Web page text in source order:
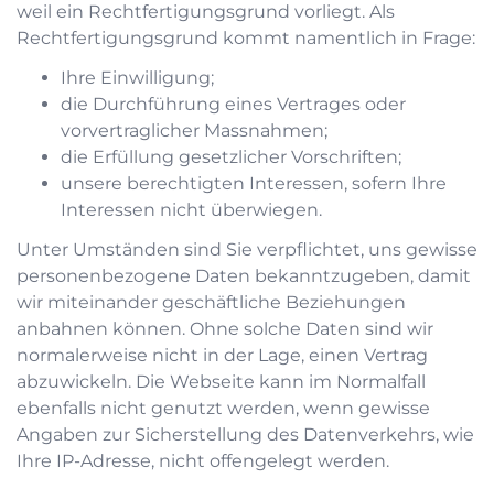
weil ein Rechtfertigungsgrund vorliegt. Als
Rechtfertigungsgrund kommt namentlich in Frage:
Ihre Einwilligung;
die Durchführung eines Vertrages oder
vorvertraglicher Massnahmen;
die Erfüllung gesetzlicher Vorschriften;
unsere berechtigten Interessen, sofern Ihre
Interessen nicht überwiegen.
Unter Umständen sind Sie verpflichtet, uns gewisse
personenbezogene Daten bekanntzugeben, damit
wir miteinander geschäftliche Beziehungen
anbahnen können. Ohne solche Daten sind wir
normalerweise nicht in der Lage, einen Vertrag
abzuwickeln. Die Webseite kann im Normalfall
ebenfalls nicht genutzt werden, wenn gewisse
Angaben zur Sicherstellung des Datenverkehrs, wie
Ihre IP-Adresse, nicht offengelegt werden.